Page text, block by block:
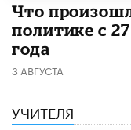
​Что
политике с
года
3 АВГУСТА
УЧИТЕЛЯ